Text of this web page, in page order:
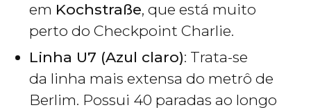
em Kochstraße, que está muito
perto do Checkpoint Charlie.
Linha U7 (Azul claro): Trata-se
da linha mais extensa do metrô de
Berlim. Possui 40 paradas ao longo